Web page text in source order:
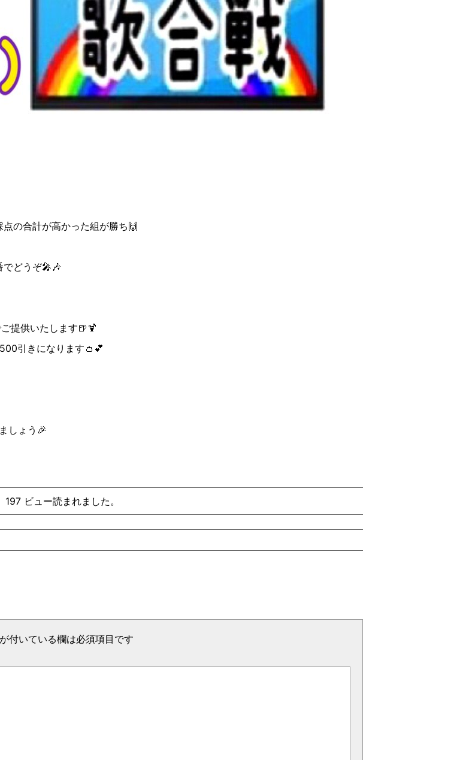
の合計が高かった組が勝ち🙌
でどうぞ🎤🎶
提供いたします🍺🍹
引きになります 👛💕
しょう 🎉
ビュー読まれました。
が付いている欄は必須項目です